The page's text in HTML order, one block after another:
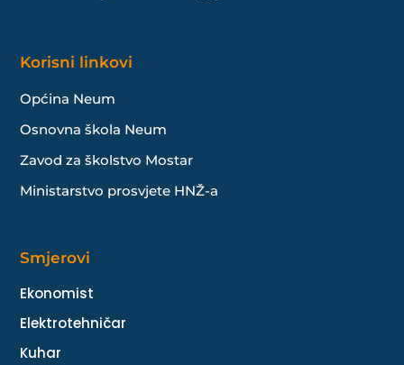
Korisni linkovi
Općina Neum
Osnovna škola Neum
Zavod za školstvo Mostar
Ministarstvo prosvjete HNŽ-a
Smjerovi
Ekonomist
Elektrotehničar
Kuhar